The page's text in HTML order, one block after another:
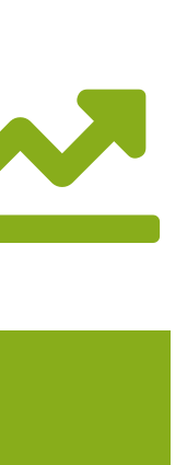
Trasa